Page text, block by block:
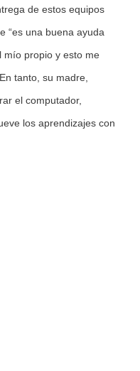
de estos equipos
“es una buena ayuda
mío propio y esto me
tanto, su madre,
el computador,
los aprendizajes con